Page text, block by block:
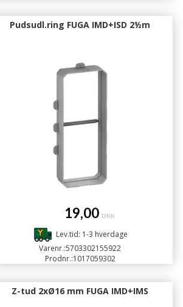
Pudsudl.ring FUGA IMD+ISD 2½m
19,00 DKK
Lev.tid: 1-3 hverdage
Varenr.:5703302155922
Prodnr.:1017059302
Z-tud 2xØ16 mm FUGA IMD+IMS